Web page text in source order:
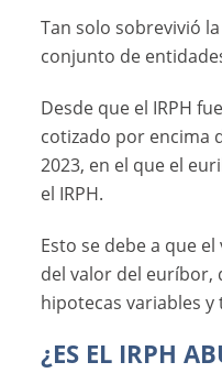
Tan solo sobrevivió
conjunto de
Desde que el IRPH
cotizado por encima
2023, en el que el
el IRPH.
Esto se debe a que
del valor del euríbor,
hipotecas variables y
¿ES EL IRPH